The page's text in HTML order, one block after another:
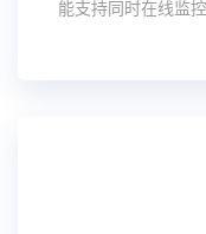
能支持同时在线监